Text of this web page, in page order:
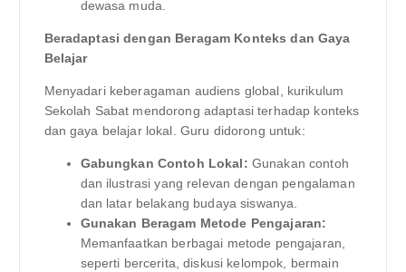
dewasa muda.
Beradaptasi dengan Beragam Konteks dan Gaya
Belajar
Menyadari keberagaman audiens global, kurikulum
Sekolah Sabat mendorong adaptasi terhadap konteks
dan gaya belajar lokal. Guru didorong untuk:
Gabungkan Contoh Lokal: Gunakan contoh
dan ilustrasi yang relevan dengan pengalaman
dan latar belakang budaya siswanya.
Gunakan Beragam Metode Pengajaran:
Memanfaatkan berbagai metode pengajaran,
seperti bercerita, diskusi kelompok, bermain